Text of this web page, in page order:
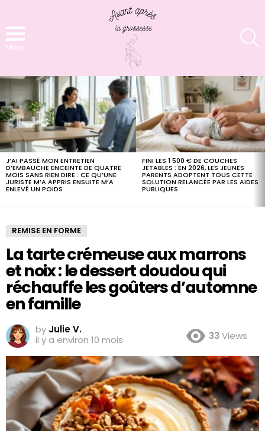
Menu
LATEST
STORIES
J’AI PASSÉ MON ENTRETIEN
D’EMBAUCHE ENCEINTE DE QUATRE
MOIS SANS RIEN DIRE : CE QU’UNE
JURISTE M’A APPRIS ENSUITE M’A
ENLEVÉ UN POIDS
FINI LES 1 500 € DE COUCHES
JETABLES : EN 2026, LES JEUNES
PARENTS ADOPTENT TOUS CETTE
SOLUTION RELANCÉE PAR LES AIDES
PUBLIQUES
REMISE EN FORME
La tarte crémeuse aux marrons
et noix : le dessert doudou qui
réchauffe les goûters d’automne
en famille
by Julie V.
il y a environ 10 mois
33 Views